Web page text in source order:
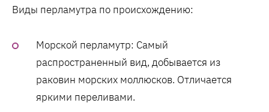
Виды перламутра по происхождению:
Морской перламутр: Самый
распространенный вид, добывается из
раковин морских моллюсков. Отличается
яркими переливами.